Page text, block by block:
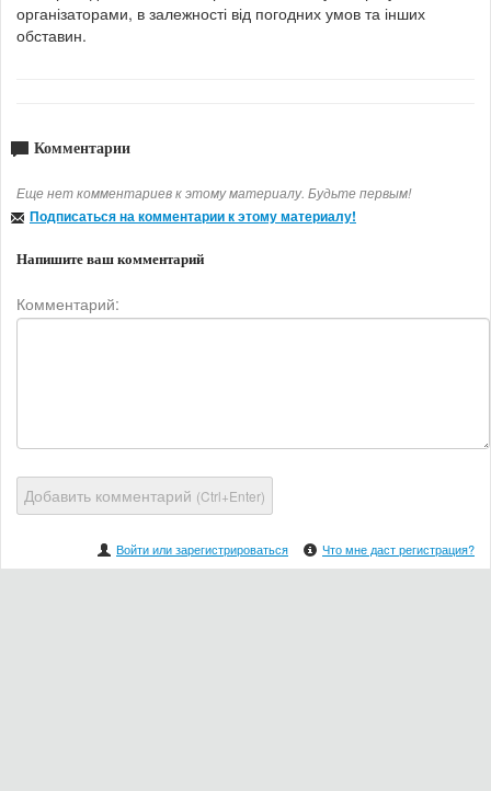
організаторами, в залежності від погодних умов та інших
обставин.
Комментарии
Еще нет комментариев к этому материалу. Будьте первым!
Подписаться на комментарии к этому материалу!
Напишите ваш комментарий
Комментарий:
Добавить комментарий (Ctrl+Enter)
Войти или зарегистрироваться Что мне даст регистрация?